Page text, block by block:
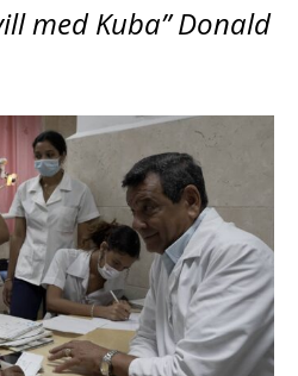
med Kuba” Donald